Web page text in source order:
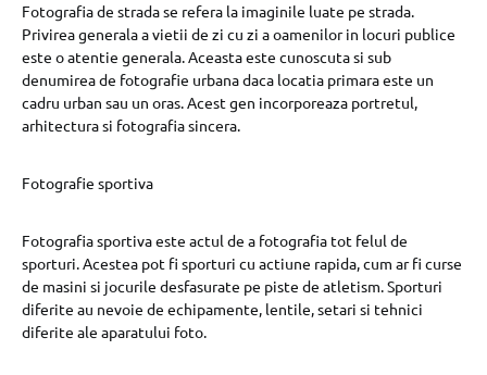
Fotografia de strada se refera la imaginile luate pe strada.
Privirea generala a vietii de zi cu zi a oamenilor in locuri publice
este o atentie generala. Aceasta este cunoscuta si sub
denumirea de fotografie urbana daca locatia primara este un
cadru urban sau un oras. Acest gen incorporeaza portretul,
arhitectura si fotografia sincera.
Fotografie sportiva
Fotografia sportiva este actul de a fotografia tot felul de
sporturi. Acestea pot fi sporturi cu actiune rapida, cum ar fi curse
de masini si jocurile desfasurate pe piste de atletism. Sporturi
diferite au nevoie de echipamente, lentile, setari si tehnici
diferite ale aparatului foto.